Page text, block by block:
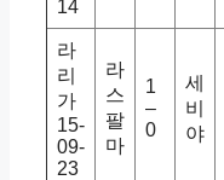
14
라
리
가
15-
09-
23
라
스
팔
마
1
–
0
세
비
야